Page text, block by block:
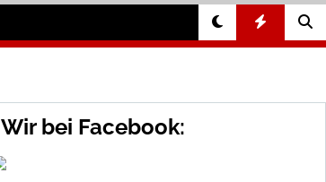
Wir bei Facebook: